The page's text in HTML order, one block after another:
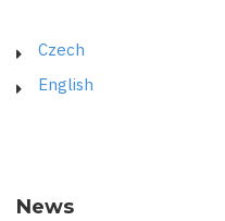
Czech
English
News